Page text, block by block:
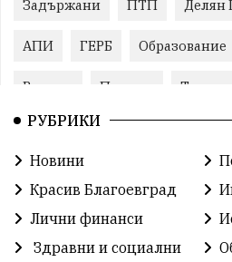
Задържани ПТП Делян
АПИ ГЕРБ Образование
Ремонт Пожари
Илияна Йотова
Бойко Борисов Методи
Прокуратура
Избори Икономика
РУБРИКИ
Новини
Красив Благоевград
Лични финанси
Здравни и социални